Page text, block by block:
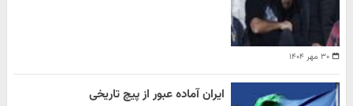
۳۰ مهر ۱۴۰۴
ایران آماده عبور از پیچ تاریخی